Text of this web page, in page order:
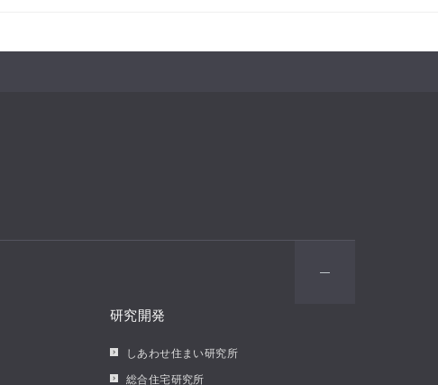
研究開発
しあわせ住まい研究所
総合住宅研究所